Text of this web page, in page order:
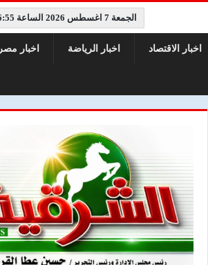
الجمعة 7 اغسطس 2026 الساعة 6:55 م
اخبار الاقتصاد اخبار الرياضة اخبار مصر